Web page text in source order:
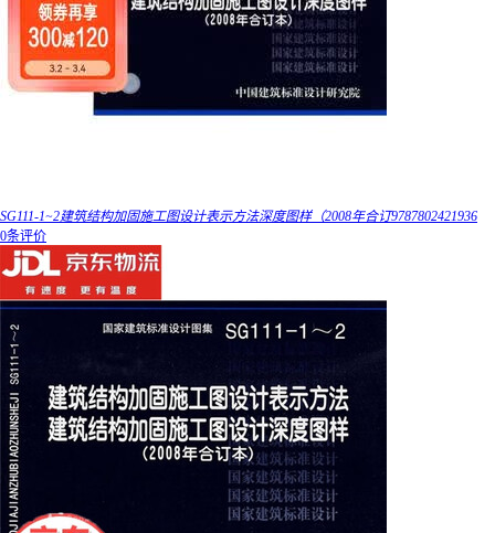
SG111-1~2建筑结构加固施工图设计表示方法深度图样（2008年合订9787802421936
0条评价